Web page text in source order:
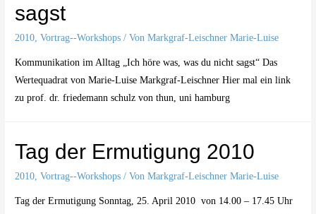
sagst
2010 ,Vortrag--Workshops / VonMarkgraf-Leischner Marie-Luise
Kommunikation im Alltag „Ich höre was, was du nicht sagst“ Das
Wertequadrat von Marie-Luise Markgraf-Leischner Hier mal ein link
zu prof. dr. friedemann schulz von thun, uni hamburg
Tag der Ermutigung 2010
2010 ,Vortrag--Workshops / VonMarkgraf-Leischner Marie-Luise
Tag der Ermutigung Sonntag, 25. April 2010 von 14.00 – 17.45 Uhr